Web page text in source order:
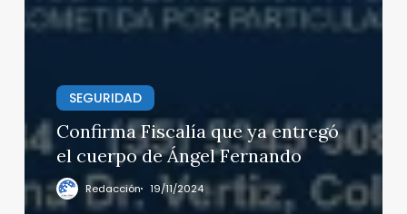
SEGURIDAD
Confirma Fiscalía que ya entregó
el cuerpo de Ángel Fernando
Redacción 19/11/2024